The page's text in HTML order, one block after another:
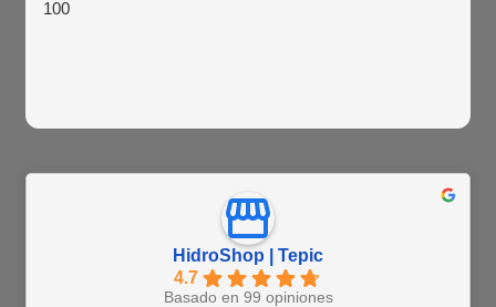
100
HidroShop | Tepic
4.7
Basado en 99 opiniones